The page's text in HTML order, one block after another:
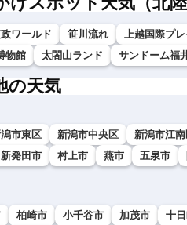
ワールド 笹川流れ 上越国際プ
物館
太閤山ランド サンドーム福
の天気
市東区 新潟市中央区 新潟市江
新発田市 村上市 燕市 五泉市
柏崎市 小千谷市 加茂市 十